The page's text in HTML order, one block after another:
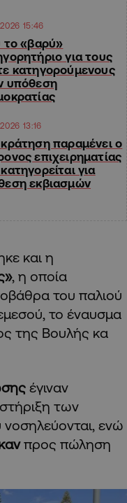
15:46
το «βαρύ»
για τους
κατηγορούμενους
υπόθεση
13:16
παραμένει ο
επιχειρηματίας
για
εκβιασμών
και η
, η οποία
του παλιού
το έναυσμα
της Βουλής κα
έγιναν
των
νοσηλεύονται, ενώ
προς πώληση